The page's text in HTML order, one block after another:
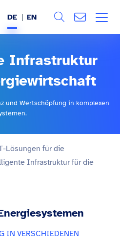
DE EN
Infrastruktur
und Wertschöpfung in komplexen
Lösungen für die
Infrastruktur für die
IN VERSCHIEDENEN